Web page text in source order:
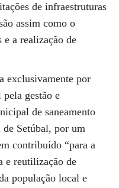
de infraestruturas
assim como o
e a realização de
exclusivamente por
gestão e
de saneamento
de Setúbal, por um
contribuído “para a
e reutilização de
população local e